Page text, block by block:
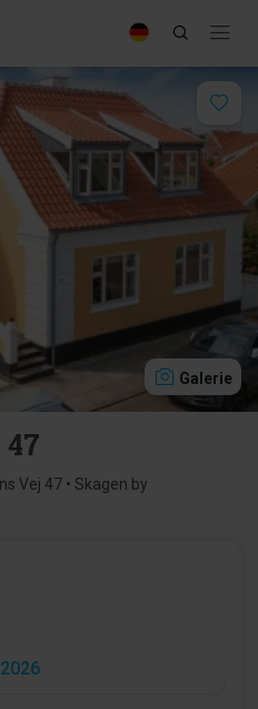
Galerie
Vej 47 • Skagen by